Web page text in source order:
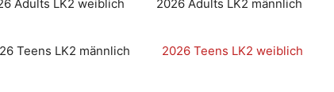
Adults LK2 weiblich 2026 Adults LK2 männlich
Teens LK2 männlich 2026 Teens LK2 weiblich